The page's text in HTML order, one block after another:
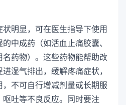
明显，可在医生指导下使用
中成药（如活血止痛胶囊、
名药物）。这些药物能帮助改
湿气排出，缓解疼痛症状，
不可自行增减剂量或长期服
呕吐等不良反应。同时要注